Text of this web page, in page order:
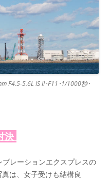
F4.5-5.6L IS II･F11･1/1000秒･
決
レーションエクスプレスの
は、女子受けも結構良